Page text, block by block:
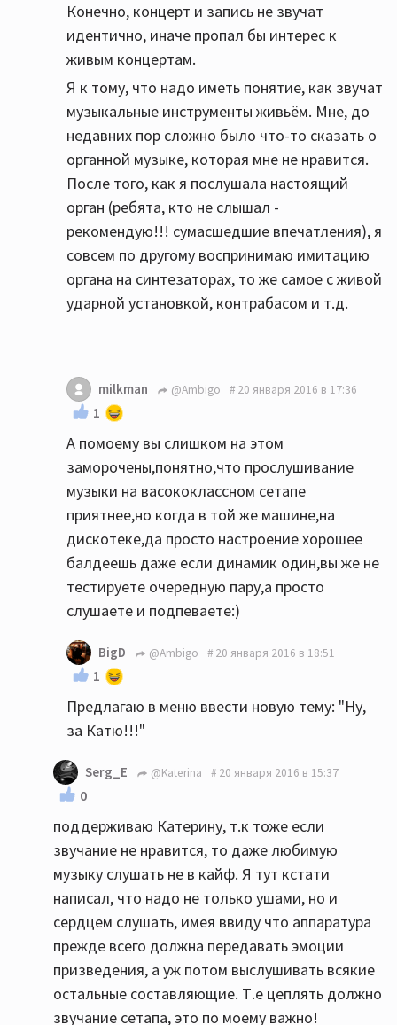
Конечно, концерт и запись не звучат
идентично, иначе пропал бы интерес к
живым концертам.
Я к тому, что надо иметь понятие, как звучат
музыкальные инструменты живьём. Мне, до
недавних пор сложно было что-то сказать о
органной музыке, которая мне не нравится.
После того, как я послушала настоящий
орган (ребята, кто не слышал -
рекомендую!!! сумасшедшие впечатления), я
совсем по другому воспринимаю имитацию
органа на синтезаторах, то же самое с живой
ударной установкой, контрабасом и т.д.
milkman @Ambigo 20 января 2016 в 17:36
1
А помоему вы слишком на этом
заморочены,понятно,что прослушивание
музыки на васококлассном сетапе
приятнее,но когда в той же машине,на
дискотеке,да просто настроение хорошее
балдеешь даже если динамик один,вы же не
тестируете очередную пару,а просто
слушаете и подпеваете:)
BigD @Ambigo 20 января 2016 в 18:51
1
Предлагаю в меню ввести новую тему: "Ну,
за Катю!!!"
Serg_E @Katerina 20 января 2016 в 15:37
0
поддерживаю Катерину, т.к тоже если
звучание не нравится, то даже любимую
музыку слушать не в кайф. Я тут кстати
написал, что надо не только ушами, но и
сердцем слушать, имея ввиду что аппаратура
прежде всего должна передавать эмоции
призведения, а уж потом выслушивать всякие
остальные составляющие. Т.е цеплять должно
звучание сетапа, это по моему важно!